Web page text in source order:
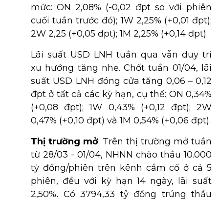
mức: ON 2,08% (-0,02 đpt so với phiên
cuối tuần trước đó); 1W 2,25% (+0,01 đpt);
2W 2,25 (+0,05 đpt); 1M 2,25% (+0,14 đpt).
Lãi suất USD LNH tuần qua vẫn duy trì
xu hướng tăng nhẹ. Chốt tuần 01/04, lãi
suất USD LNH đóng cửa tăng 0,06 – 0,12
đpt ở tất cả các kỳ hạn, cụ thể: ON 0,34%
(+0,08 đpt); 1W 0,43% (+0,12 đpt); 2W
0,47% (+0,10 đpt) và 1M 0,54% (+0,06 đpt).
Thị trường mở: Trên thị trường mở tuần
từ 28/03 - 01/04, NHNN chào thầu 10.000
tỷ đồng/phiên trên kênh cầm cố ở cả 5
phiên, đều với kỳ hạn 14 ngày, lãi suất
2,50%. Có 3794,33 tỷ đồng trúng thầu